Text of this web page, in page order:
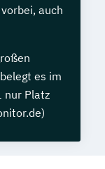
auch
es im
nur Platz